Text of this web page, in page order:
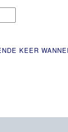
KEER